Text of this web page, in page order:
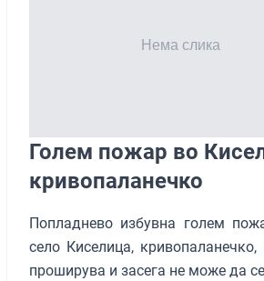
Голем пожар во
кривопаланечко
Попладнево избувна голем
село Киселица, кривопаланечко,
проширува и засега не може да